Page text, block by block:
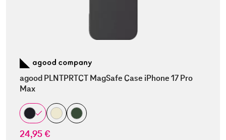
agood PLNTPRTCT MagSafe Case iPhone 17 Pro
Max
24,95 €